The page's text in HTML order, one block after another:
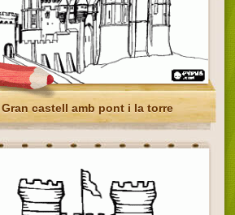
Gran castell amb pont i la torre